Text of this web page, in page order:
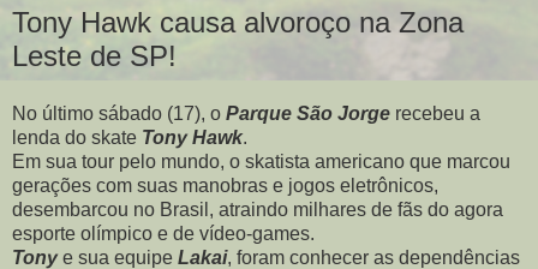
Tony Hawk causa alvoroço na Zona
Leste de SP!
No último sábado (17), o Parque São Jorge recebeu a
lenda do skate Tony Hawk.
Em sua tour pelo mundo, o skatista americano que marcou
gerações com suas manobras e jogos eletrônicos,
desembarcou no Brasil, atraindo milhares de fãs do agora
esporte olímpico e de vídeo-games.
Tonye sua equipe Lakai, foram conhecer as dependências